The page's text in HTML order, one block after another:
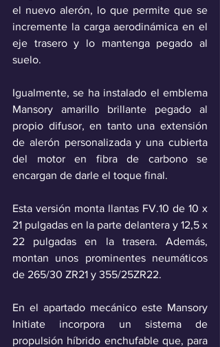
el nuevo alerón, lo que permite que se
incremente la carga aerodinámica en el
eje trasero y lo mantenga pegado al
suelo.
Igualmente, se ha instalado el emblema
Mansory amarillo brillante pegado al
propio difusor, en tanto una extensión
de alerón personalizada y una cubierta
del motor en fibra de carbono se
encargan de darle el toque final.
Esta versión monta llantas FV.10 de 10 x
21 pulgadas en la parte delantera y 12,5 x
22 pulgadas en la trasera. Además,
montan unos prominentes neumáticos
de 265/30 ZR21 y 355/25ZR22.
En el apartado mecánico este Mansory
Initiate incorpora un sistema de
propulsión híbrido enchufable que, para